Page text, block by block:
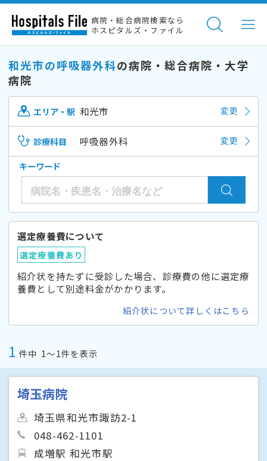
病院・総合病院検索なら
ホスピタルズ・ファイル
和光市の呼吸器外科の病院・総合病院・大学
病院
エリア・駅 和光市 変更
診療科目 呼吸器外科 変更
キーワード
選定療養費について
選定療養費あり
紹介状を持たずに受診した場合、診療費の他に選定療
養費として別途料金がかかります。
紹介状について詳しくはこちら
1 件中 1〜1件を表示
埼玉病院
埼玉県和光市諏訪2-1
048-462-1101
成増駅 和光市駅